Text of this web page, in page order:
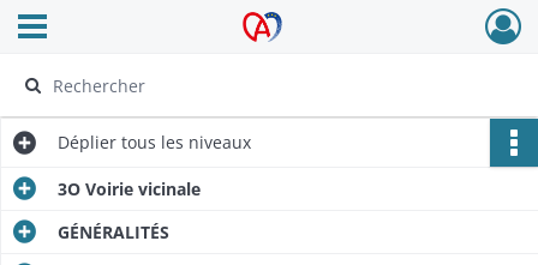
Archives Alsace - Colmar
Ouvrir le menu déroulant
Déplier tous les niveaux
3O Voirie vicinale
GÉNÉRALITÉS